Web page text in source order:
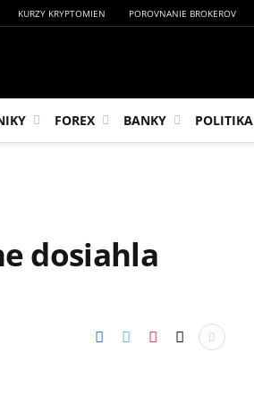
KURZY KRYPTOMIEN POROVNANIE BROKEROV
FOREX BANKY POLITIKA
dosiahla